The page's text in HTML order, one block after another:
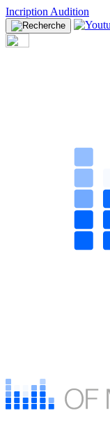
Incription Audition